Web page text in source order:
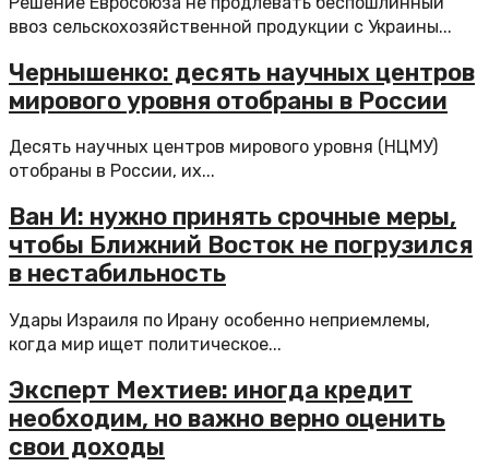
ввоз сельскохозяйственной продукции с Украины...
Чернышенко: десять научных центров
мирового уровня отобраны в России
Десять научных центров мирового уровня (НЦМУ)
отобраны в России, их...
Ван И: нужно принять срочные меры,
чтобы Ближний Восток не погрузился
в нестабильность
Удары Израиля по Ирану особенно неприемлемы,
когда мир ищет политическое...
Эксперт Мехтиев: иногда кредит
необходим, но важно верно оценить
свои доходы